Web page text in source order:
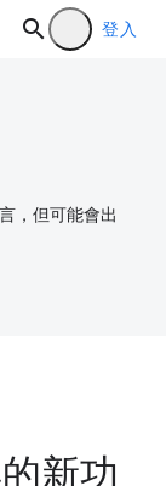
登入
，但可能會出
新功